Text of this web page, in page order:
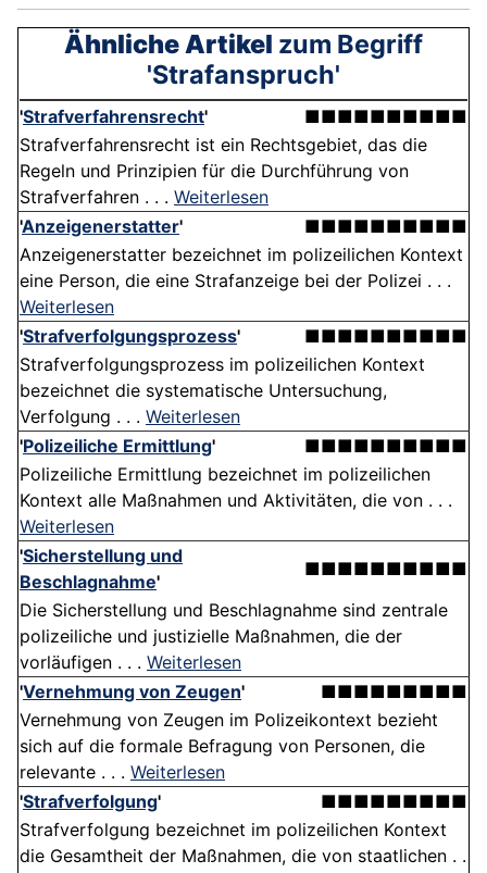
Ähnliche Artikel zum Begriff
'Strafanspruch'
'Strafverfahrensrecht'
■■■■■■■■■■
Strafverfahrensrecht ist ein Rechtsgebiet, das die
Regeln und Prinzipien für die Durchführung von
Strafverfahren . . . Weiterlesen
'Anzeigenerstatter'
■■■■■■■■■■
Anzeigenerstatter bezeichnet im polizeilichen Kontext
eine Person, die eine Strafanzeige bei der Polizei . . .
Weiterlesen
'Strafverfolgungsprozess'
■■■■■■■■■■
Strafverfolgungsprozess im polizeilichen Kontext
bezeichnet die systematische Untersuchung,
Verfolgung . . . Weiterlesen
'Polizeiliche Ermittlung'
■■■■■■■■■■
Polizeiliche Ermittlung bezeichnet im polizeilichen
Kontext alle Maßnahmen und Aktivitäten, die von . . .
Weiterlesen
'Sicherstellung und
Beschlagnahme'
■■■■■■■■■■
Die Sicherstellung und Beschlagnahme sind zentrale
polizeiliche und justizielle Maßnahmen, die der
vorläufigen . . . Weiterlesen
'Vernehmung von Zeugen'
■■■■■■■■■
Vernehmung von Zeugen im Polizeikontext bezieht
sich auf die formale Befragung von Personen, die
relevante . . . Weiterlesen
'Strafverfolgung'
■■■■■■■■■
Strafverfolgung bezeichnet im polizeilichen Kontext
die Gesamtheit der Maßnahmen, die von staatlichen . .